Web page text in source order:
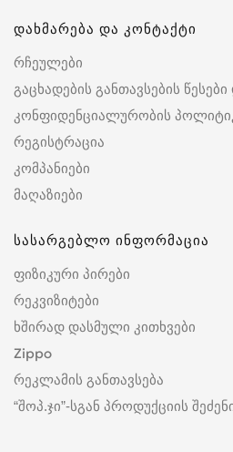
დახმარება და კონტაქტი
რჩეულები
გაცხადების განთავსების
კონფიდენციალურობის
რეგისტრაცია
კომპანიები
მაღაზიები
სასარგებლო ინფორმაცია
ფიზიკური პირები
რეკვიზიტები
ხშირად დასმული კითხვები
Zippo
რეკლამის განთავსება
“შოპ.ჯი”-სგან პროდუქციის